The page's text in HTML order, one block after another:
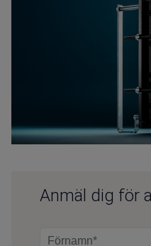
Anmäl dig för